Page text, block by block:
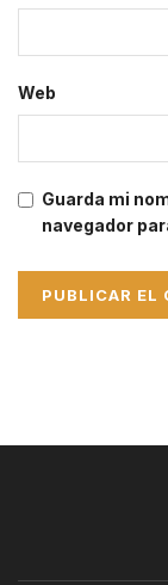
Web
Guarda mi
navegador